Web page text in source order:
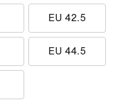
EU 42.5
EU 44.5